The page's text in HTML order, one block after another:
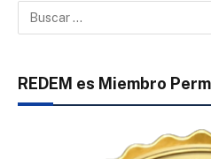
REDEM es Miembro